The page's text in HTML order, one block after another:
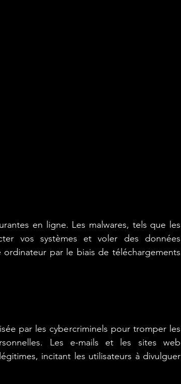
en ligne. Les malwares, tels que les
vos systèmes et voler des données
par le biais de téléchargements
par les cybercriminels pour tromper les
Les e-mails et les sites web
incitant les utilisateurs à divulguer